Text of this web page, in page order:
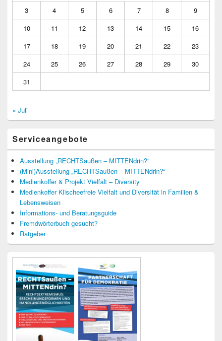
3
4 5 6 7 8
9
10
11 12 13 14 15
16
17
18 19 20 21 22
23
24
25 26 27 28 29
30
31
« Juli
Serviceangebote
Ausstellung „RECHTSaußen – MITTENdrin?“
(Mini)Ausstellung „RECHTSaußen – MITTENdrin?“
Medienkoffer & Projekt Vielfalt – Diversity
Medienkoffer Klischeefreie Vielfalt und Diversität in Familien &
Lebensweisen
Informations- und Beratungsguide
Fremdwörterbuch gesucht?
Ratgeber